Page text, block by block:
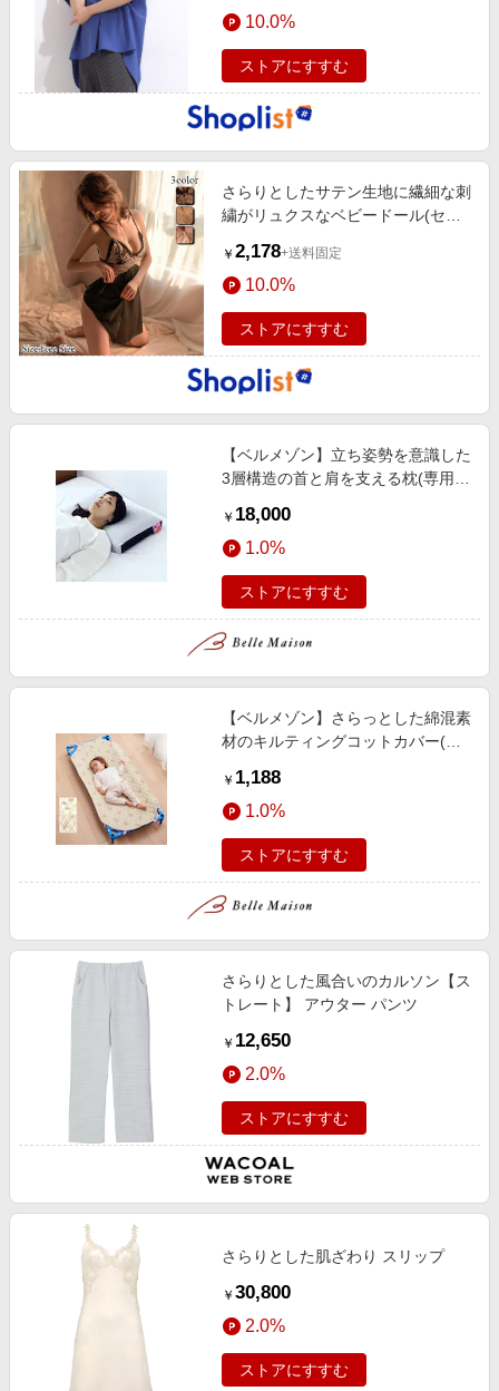
10.0%
ストアにすすむ
さらりとしたサテン生地に繊細な刺
繍がリュクスなベビードール(セク
￥ 2,178+送料固定
10.0%
ストアにすすむ
【ベルメゾン】立ち姿勢を意識した
3層構造の首と肩を支える枕(専用枕
￥ 18,000
1.0%
ストアにすすむ
【ベルメゾン】さらっとした綿混素
材のキルティングコットカバー(は
￥ 1,188
1.0%
ストアにすすむ
さらりとした風合いのカルソン【ス
トレート】 アウター パンツ
￥ 12,650
2.0%
ストアにすすむ
さらりとした肌ざわり スリップ
￥ 30,800
2.0%
ストアにすすむ